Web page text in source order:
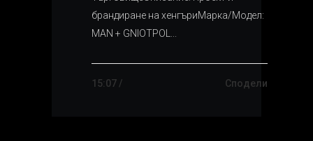
брандиране на хенгъриМарка/Модел:
MAN + GNIOTPOL...
15:07 / Сподели